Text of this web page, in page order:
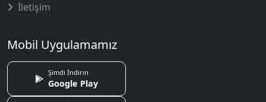
İletişim
Mobil Uygulamamız
Şimdi İndirin
Google Play